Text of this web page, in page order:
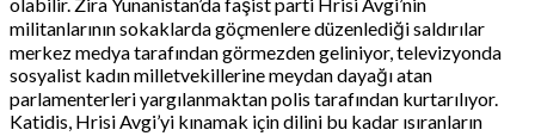
militanlarının sokaklarda göçmenlere düzenlediği saldırılar
merkez medya tarafından görmezden geliniyor, televizyonda
sosyalist kadın milletvekillerine meydan dayağı atan
parlamenterleri yargılanmaktan polis tarafından kurtarılıyor.
Katidis, Hrisi Avgi’yi kınamak için dilini bu kadar ısıranların